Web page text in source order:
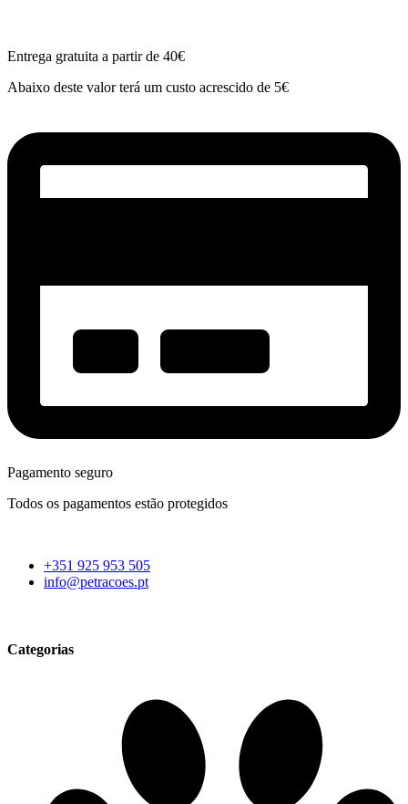
Entrega gratuita a partir de 40€
Abaixo deste valor terá um custo acrescido de 5€
Pagamento seguro
Todos os pagamentos estão protegidos
+351 925 953 505
info@petracoes.pt
Categorias